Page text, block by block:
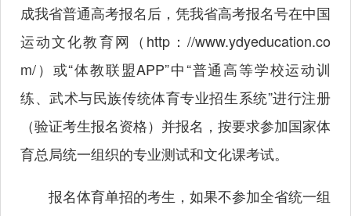
成我省普通高考报名后，凭我省高考报名号在中国
运动文化教育网（http：//www.ydyeducation.co
m/）或“体教联盟APP”中“普通高等学校运动训
练、武术与民族传统体育专业招生系统”进行注册
（验证考生报名资格）并报名，按要求参加国家体
育总局统一组织的专业测试和文化课考试。
报名体育单招的考生，如果不参加全省统一组